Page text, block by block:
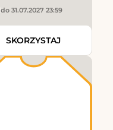
do 31.07.2027 23:59
SKORZYSTAJ